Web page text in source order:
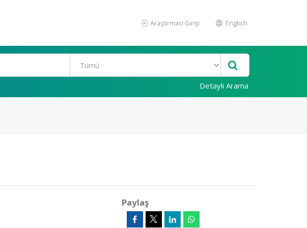
Araştırmacı Girişi English
Detaylı Arama
Paylaş